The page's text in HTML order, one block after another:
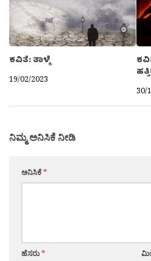
ಕವಿತೆ: ತಾಳ್ಮೆ
19/02/2023
30/
ನಿಮ್ಮ ಅನಿಸಿಕೆ ನೀಡಿ
ಅನಿಸಿಕೆ*
ಹೆಸರು*